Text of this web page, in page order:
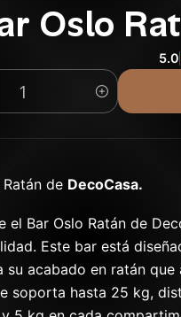
Oslo
5.0
de DecoCasa.
el Bar Oslo Ratán de
Este bar está
su acabado en ratán
soporta hasta 25 kg,